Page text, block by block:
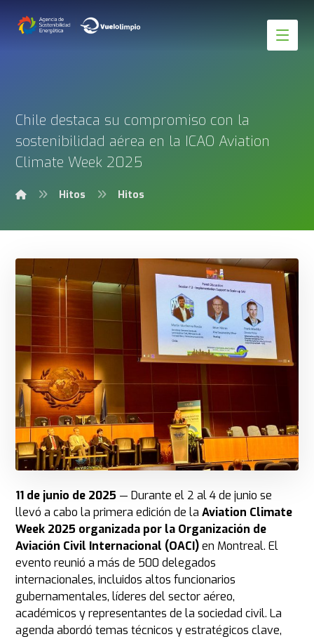
Chile destaca su compromiso con la
sostenibilidad aérea en la ICAO Aviation
Climate Week 2025
Hitos Hitos
11 de junio de 2025 — Durante el 2 al 4 de junio se
llevó a cabo la primera edición de laAviation Climate
Week 2025 organizada por la Organización de
Aviación Civil Internacional (OACI)en Montreal. El
evento reunió a más de 500 delegados
internacionales, incluidos altos funcionarios
gubernamentales, líderes del sector aéreo,
académicos y representantes de la sociedad civil. La
agenda abordó temas técnicos y estratégicos clave,